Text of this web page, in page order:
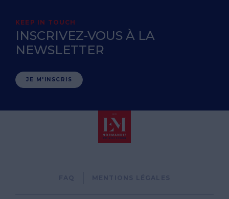
KEEP IN TOUCH
INSCRIVEZ-VOUS À LA
NEWSLETTER
JE M'INSCRIS